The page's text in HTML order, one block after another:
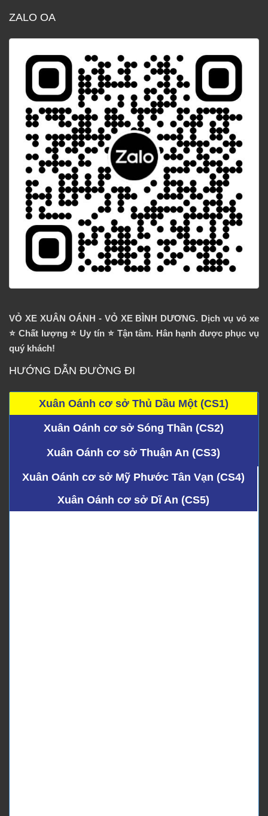
ZALO OA
VỎ XE XUÂN OÁNH - VỎ XE BÌNH DƯƠNG. Dịch vụ vỏ xe
⭐️ Chất lượng ⭐️ Uy tín ⭐️ Tận tâm. Hân hạnh được phục vụ
quý khách!
HƯỚNG DẪN ĐƯỜNG ĐI
Xuân Oánh cơ sở Thủ Dầu Một (CS1)
Xuân Oánh cơ sở Sóng Thần (CS2)
Xuân Oánh cơ sở Thuận An (CS3)
Xuân Oánh cơ sở Mỹ Phước Tân Vạn (CS4)
Xuân Oánh cơ sở Dĩ An (CS5)